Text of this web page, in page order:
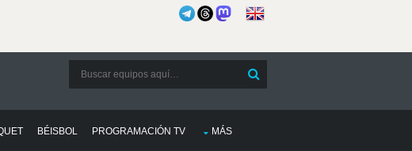
BÉISBOL PROGRAMACIÓN TV MÁS